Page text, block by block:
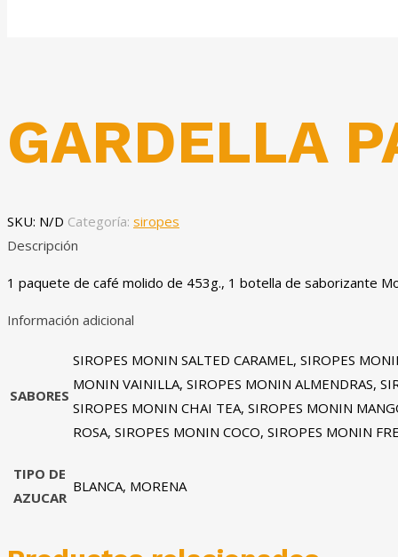
GARDELLA
SKU: N/D Categoría: siropes
Descripción
1 paquete de café molido de 453g., 1 botella de saborizante
Información adicional
SABORES
SIROPES MONIN SALTED CARAMEL, SIROPES
MONIN VAINILLA, SIROPES MONIN ALMENDRAS,
SIROPES MONIN CHAI TEA, SIROPES MONIN
ROSA, SIROPES MONIN COCO, SIROPES MONIN
TIPO DE
AZUCAR
BLANCA, MORENA